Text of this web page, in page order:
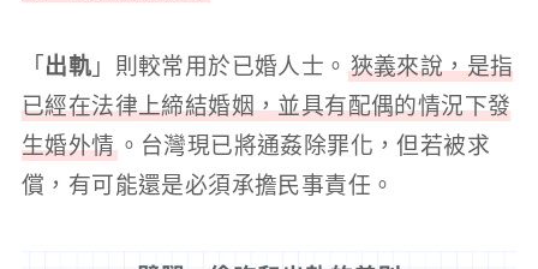
「 出軌 」則較常用於已婚人士。 狹義來說，是指
已經在法律上締結婚姻，並具有配偶的情況下發
生婚外情。台灣現已將通姦除罪化，但若被求
償，有可能還是必須承擔民事責任。